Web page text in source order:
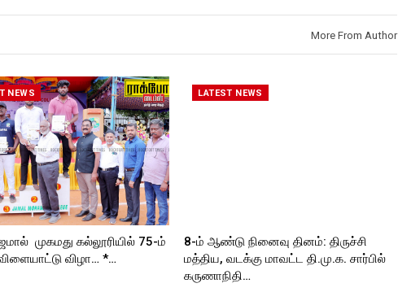
More From Author
NEWS
ஜமால் முகமது கல்லூரியில் 75-ம்
விழா… *…
LATEST NEWS
8-ம் ஆண்டு நினைவு தினம்: திருச்சி
மத்திய, வடக்கு மாவட்ட தி.மு.க. சார்பில்
கருணாநிதி…